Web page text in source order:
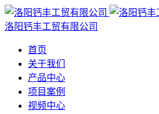
洛阳钙丰工贸有限公司
首页
关于我们
产品中心
项目案例
视频中心